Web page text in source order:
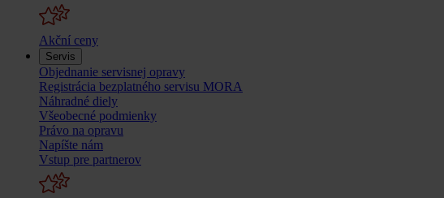
Akční ceny
Servis
Objednanie servisnej opravy
Registrácia bezplatného servisu MORA
Náhradné diely
Všeobecné podmienky
Právo na opravu
Napíšte nám
Vstup pre partnerov